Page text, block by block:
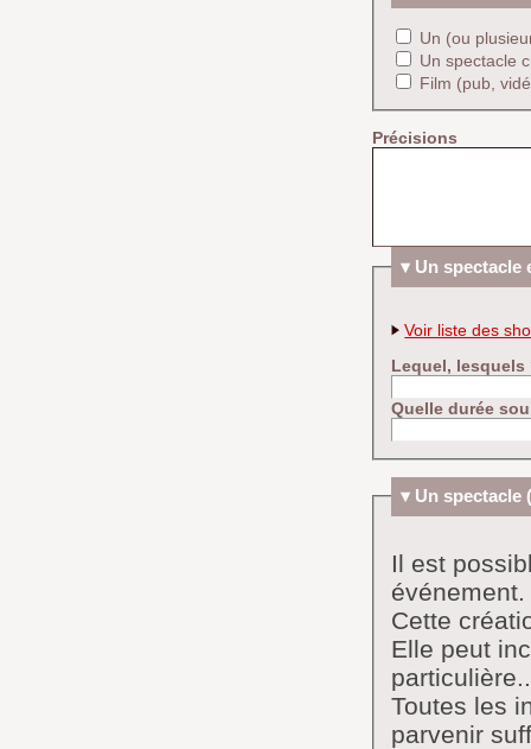
Un (ou
Un spectacle
Film (pub,
Précisions
Un spectacle
Voir liste des
Lequel, lesquels
Quelle durée
Un spectacle
Il est
événement.
Cette
Elle peut
Toutes les
parvenir